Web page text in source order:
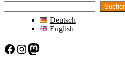
Deutsch
English
Facebook Instagram Mastodon